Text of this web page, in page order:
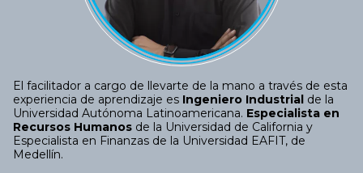
El facilitador a cargo de llevarte de la mano a través de esta
experiencia de aprendizaje es Ingeniero Industrial de la
Universidad Autónoma Latinoamericana. Especialista en
Recursos Humanos de la Universidad de California y
Especialista en Finanzas de la Universidad EAFIT, de
Medellín.